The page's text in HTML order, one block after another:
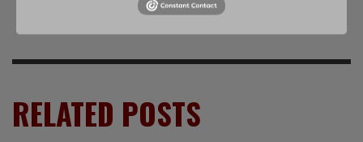
massacre de civils
RELATED POSTS